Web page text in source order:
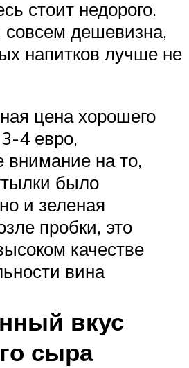
стоит недорого.
совсем дешевизна,
напитков лучше не
цена хорошего
4 евро,
внимание на то,
было
и зеленая
пробки, это
качестве
вина
вкус
сыра